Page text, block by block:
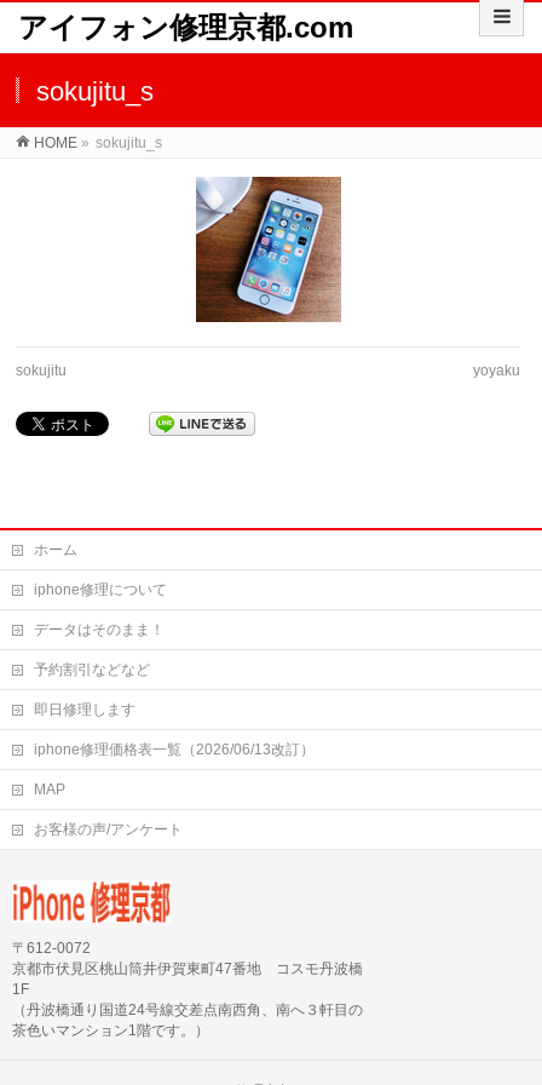
アイフォン修理京都.com
sokujitu_s
HOME » sokujitu_s
sokujitu yoyaku
ホーム
iphone修理について
データはそのまま！
予約割引などなど
即日修理します
iphone修理価格表一覧（2026/06/13改訂）
MAP
お客様の声/アンケート
〒612-0072
京都市伏見区桃山筒井伊賀東町47番地 コスモ丹波橋
1F
（丹波橋通り国道24号線交差点南西角、南へ３軒目の
茶色いマンション1階です。）